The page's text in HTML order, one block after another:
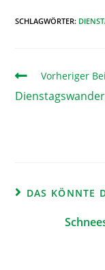
SCHLAGWÖRTER:
Vorheriger
DAS KÖNNTE